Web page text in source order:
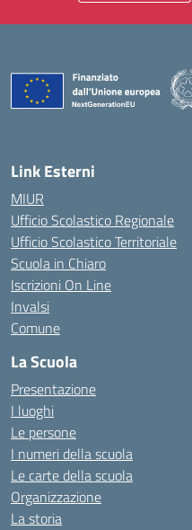
Link Esterni
MIUR
Ufficio Scolastico Regionale
Ufficio Scolastico Territoriale
Scuola in Chiaro
Iscrizioni On Line
Invalsi
Comune
La Scuola
Presentazione
I luoghi
Le persone
I numeri della scuola
Le carte della scuola
Organizzazione
La storia